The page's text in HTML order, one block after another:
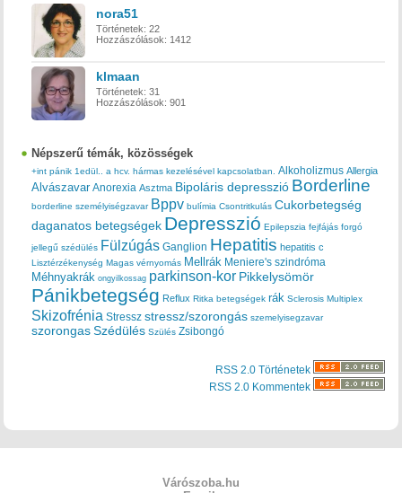
nora51
Történetek: 22
Hozzászólások: 1412
klmaan
Történetek: 31
Hozzászólások: 901
Népszerű témák, közösségek
+int pánik 1edül.. a hcv. hármas kezelésével kapcsolatban. Alkoholizmus Allergia
Alvászavar Anorexia Asztma Bipoláris depresszió Borderline
borderline személyiségzavar Bppv bulímia Csontritkulás Cukorbetegség
daganatos betegségek Depresszió Epilepszia fejfájás forgó
jellegű szédülés Fülzúgás Ganglion Hepatitis hepatitis c
Lisztérzékenység Magas vérnyomás Mellrák Meniere's szindróma
Méhnyakrák ongyilkossag parkinson-kor Pikkelysömör
Pánikbetegség Reflux Ritka betegségek rák Sclerosis Multiplex
Skizofrénia Stressz stressz/szorongás szemelyisegzavar
szorongas Szédülés Szülés Zsibongó
RSS 2.0 Történetek
RSS 2.0 Kommentek
Várószoba.hu